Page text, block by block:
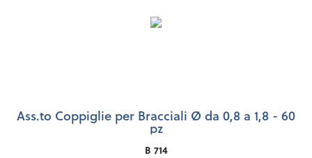
Ass.to Coppiglie per Bracciali Ø da 0,8 a 1,8 - 60
pz
B 714